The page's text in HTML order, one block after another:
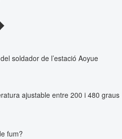
soldador de l’estació Aoyue
ajustable entre 200 i 480 graus
fum?